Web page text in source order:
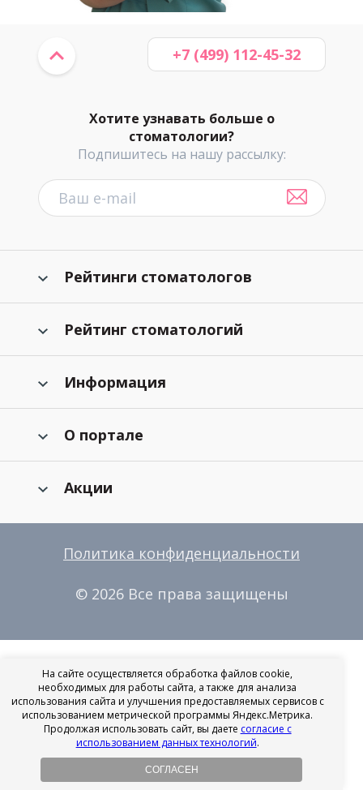
Хотите узнавать больше о
стоматологии?
Подпишитесь на нашу рассылку:
+7 (499) 112-45-32
Рейтинги стоматологов
Рейтинг стоматологий
Информация
О портале
Акции
Политика конфиденциальности
© 2026 Все права защищены
На сайте осуществляется обработка файлов cookie,
необходимых для работы сайта, а также для анализа
использования сайта и улучшения предоставляемых сервисов с
использованием метрической программы Яндекс.Метрика.
Продолжая использовать сайт, вы даете согласие с
использованием данных технологий.
СОГЛАСЕН